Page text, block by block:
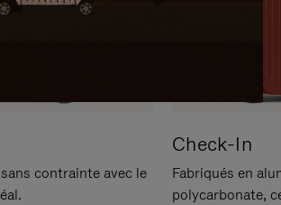
contrainte avec le
Check-In
Fabriqués en
polycarbonate,